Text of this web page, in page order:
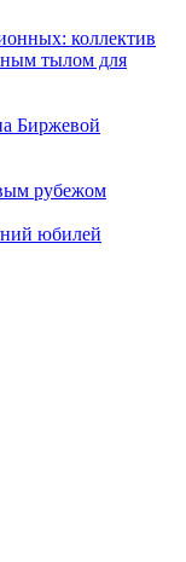
коллектив
тылом для
Биржевой
рубежом
юбилей